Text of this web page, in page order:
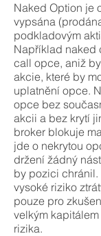
Naked Option je
vypsána
podkladovým
Například naked
call opce, aniž
akcie, které by
uplatnění opce.
opce bez
akcii a bez krytí
broker blokuje
jde o nekrytou
držení žádný
by pozici
vysoké riziko
pouze pro
velkým
rizika.